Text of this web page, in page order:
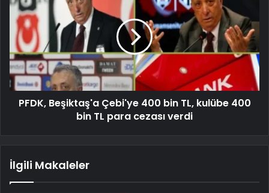
PFDK, Beşiktaş'a Çebi'ye 400 bin TL, kulübe 400
bin TL para cezası verdi
İlgili Makaleler